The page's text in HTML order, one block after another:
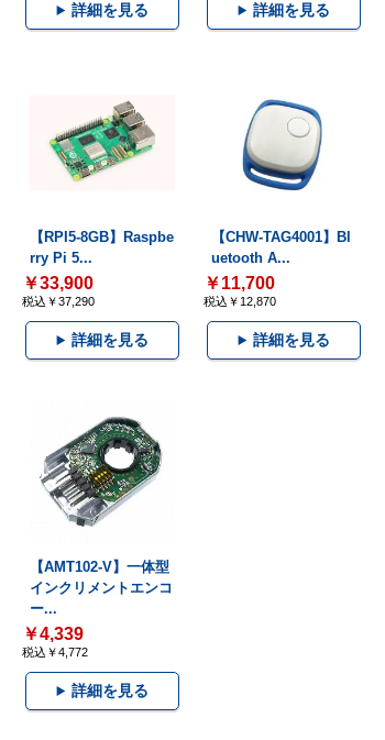
詳細を見る 詳細を見る
【RPI5-8GB】Raspbe
rry Pi 5...
￥33,900
税込￥37,290
詳細を見る
【CHW-TAG4001】Bl
uetooth A...
￥11,700
税込￥12,870
詳細を見る
【AMT102-V】一体型
インクリメントエンコ
ー...
￥4,339
税込￥4,772
詳細を見る